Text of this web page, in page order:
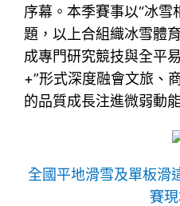
序幕。本季賽事以“冰雪
題，以上合組織冰雪體
成專門研究競技與全平
+”形式深度融會文旅、
的品質成長注進微弱動
全國平地滑雪及單板滑
賽現